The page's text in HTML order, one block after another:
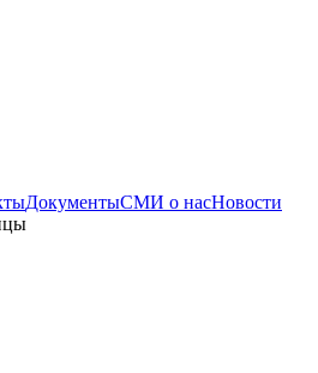
ДокументыСМИ о насНовости